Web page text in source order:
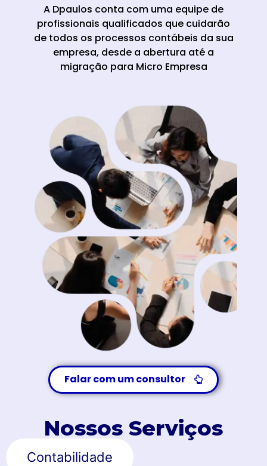
A Dpaulos conta com uma equipe de
profissionais qualificados que cuidarão
de todos os processos contábeis da sua
empresa, desde a abertura até a
migração para Micro Empresa
Falar com um consultor
Nossos Serviços
Contabilidade